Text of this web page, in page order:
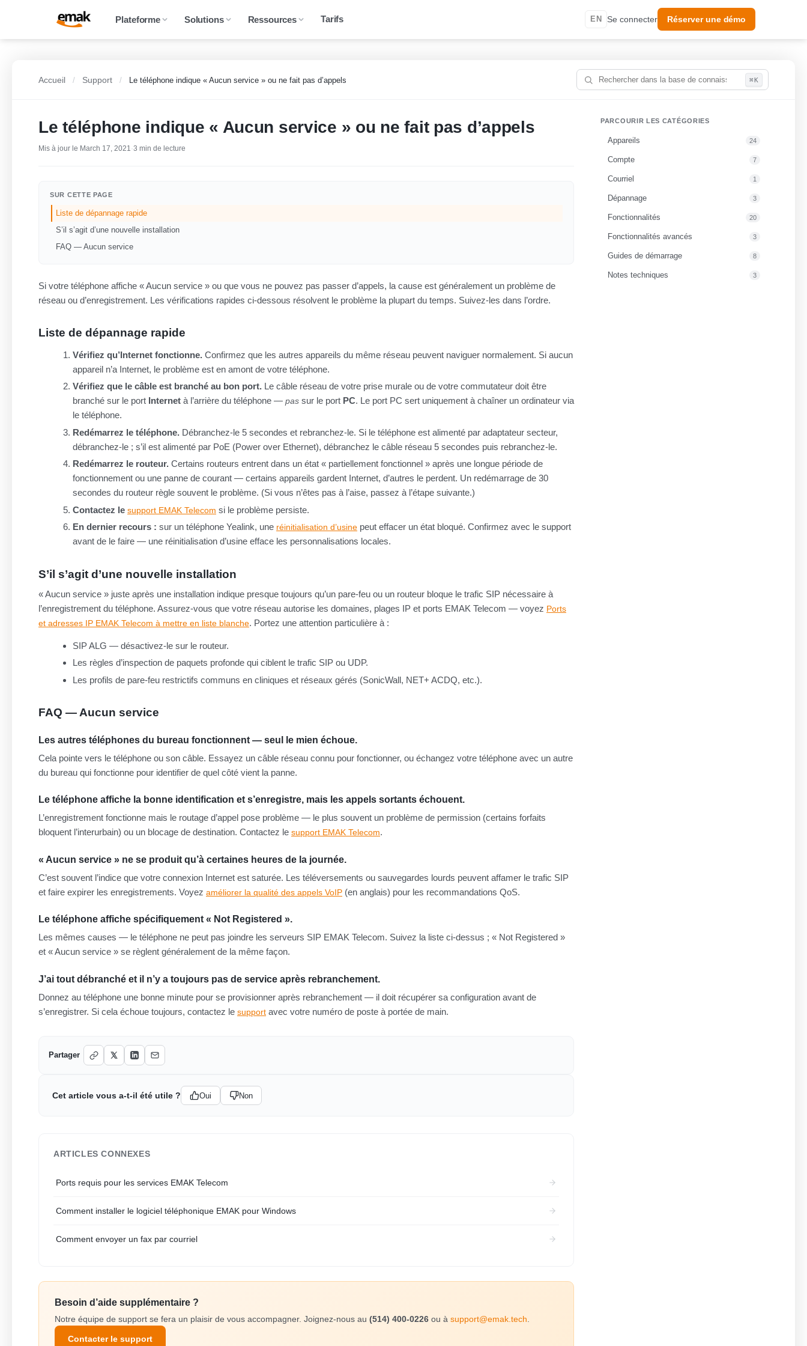
Plateforme Solutions Ressources Tarifs EN Se connecter Réserver une démo
Accueil / Support / Le téléphone indique « Aucun service » ou ne fait pas d’appels ⌘K
Le téléphone indique « Aucun service » ou ne fait pas d’appels
Mis à jour le March 17, 2021·3 min de lecture
SUR CETTE PAGE
Liste de dépannage rapide
S’il s’agit d’une nouvelle installation
FAQ — Aucun service
Si votre téléphone affiche « Aucun service » ou que vous ne pouvez pas passer d’appels, la cause est généralement un problème de
réseau ou d’enregistrement. Les vérifications rapides ci-dessous résolvent le problème la plupart du temps. Suivez-les dans l’ordre.
Liste de dépannage rapide
Vérifiez qu’Internet fonctionne. Confirmez que les autres appareils du même réseau peuvent naviguer normalement. Si aucun
appareil n’a Internet, le problème est en amont de votre téléphone.
Vérifiez que le câble est branché au bon port. Le câble réseau de votre prise murale ou de votre commutateur doit être
branché sur le port Internet à l’arrière du téléphone — pas sur le port PC. Le port PC sert uniquement à chaîner un ordinateur via
le téléphone.
Redémarrez le téléphone. Débranchez-le 5 secondes et rebranchez-le. Si le téléphone est alimenté par adaptateur secteur,
débranchez-le ; s’il est alimenté par PoE (Power over Ethernet), débranchez le câble réseau 5 secondes puis rebranchez-le.
Redémarrez le routeur. Certains routeurs entrent dans un état « partiellement fonctionnel » après une longue période de
fonctionnement ou une panne de courant — certains appareils gardent Internet, d’autres le perdent. Un redémarrage de 30
secondes du routeur règle souvent le problème. (Si vous n’êtes pas à l’aise, passez à l’étape suivante.)
Contactez le support EMAK Telecom si le problème persiste.
En dernier recours : sur un téléphone Yealink, une réinitialisation d’usine peut effacer un état bloqué. Confirmez avec le support
avant de le faire — une réinitialisation d’usine efface les personnalisations locales.
S’il s’agit d’une nouvelle installation
« Aucun service » juste après une installation indique presque toujours qu’un pare-feu ou un routeur bloque le trafic SIP nécessaire à
l’enregistrement du téléphone. Assurez-vous que votre réseau autorise les domaines, plages IP et ports EMAK Telecom — voyez Ports
et adresses IP EMAK Telecom à mettre en liste blanche. Portez une attention particulière à :
SIP ALG — désactivez-le sur le routeur.
Les règles d’inspection de paquets profonde qui ciblent le trafic SIP ou UDP.
Les profils de pare-feu restrictifs communs en cliniques et réseaux gérés (SonicWall, NET+ ACDQ, etc.).
FAQ — Aucun service
Les autres téléphones du bureau fonctionnent — seul le mien échoue.
Cela pointe vers le téléphone ou son câble. Essayez un câble réseau connu pour fonctionner, ou échangez votre téléphone avec un autre
du bureau qui fonctionne pour identifier de quel côté vient la panne.
Le téléphone affiche la bonne identification et s’enregistre, mais les appels sortants échouent.
L’enregistrement fonctionne mais le routage d’appel pose problème — le plus souvent un problème de permission (certains forfaits
bloquent l’interurbain) ou un blocage de destination. Contactez le support EMAK Telecom.
« Aucun service » ne se produit qu’à certaines heures de la journée.
C’est souvent l’indice que votre connexion Internet est saturée. Les téléversements ou sauvegardes lourds peuvent affamer le trafic SIP
et faire expirer les enregistrements. Voyez améliorer la qualité des appels VoIP (en anglais) pour les recommandations QoS.
Le téléphone affiche spécifiquement « Not Registered ».
Les mêmes causes — le téléphone ne peut pas joindre les serveurs SIP EMAK Telecom. Suivez la liste ci-dessus ; « Not Registered »
et « Aucun service » se règlent généralement de la même façon.
J’ai tout débranché et il n’y a toujours pas de service après rebranchement.
Donnez au téléphone une bonne minute pour se provisionner après rebranchement — il doit récupérer sa configuration avant de
s’enregistrer. Si cela échoue toujours, contactez le support avec votre numéro de poste à portée de main.
Partager
Cet article vous a-t-il été utile ? Oui Non
ARTICLES CONNEXES
Ports requis pour les services EMAK Telecom
Comment installer le logiciel téléphonique EMAK pour Windows
Comment envoyer un fax par courriel
Besoin d’aide supplémentaire ?
Notre équipe de support se fera un plaisir de vous accompagner. Joignez-nous au (514) 400-0226 ou à support@emak.tech
Contacter le support
PARCOURIR LES CATÉGORIES
Appareils 24
Compte 7
Courriel 1
Dépannage 3
Fonctionnalités 20
Fonctionnalités avancés 3
Guides de démarrage 8
Notes techniques 3